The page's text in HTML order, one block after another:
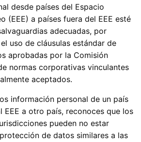
desde países del Espacio
(EEE) a países fuera del EEE esté
adecuadas, por
uso de cláusulas estándar de
aprobadas por la Comisión
normas corporativas vinculantes
aceptados.
información personal de un país
EEE a otro país, reconoces que los
pueden no estar
de datos similares a las